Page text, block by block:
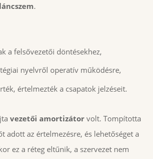
.
a felsővezetői döntésekhez,
nyelvről operatív működésre,
értelmezték a csapatok jelzéseit.
vezetői amortizátor volt. Tompította
adott az értelmezésre, és lehetőséget a
ez a réteg eltűnik, a szervezet nem